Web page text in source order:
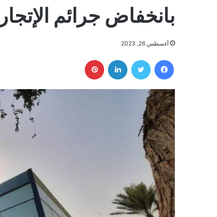
بانخفاض جرائم
أغسطس 26, 2023
فيسبوك تويتر لينكدإن